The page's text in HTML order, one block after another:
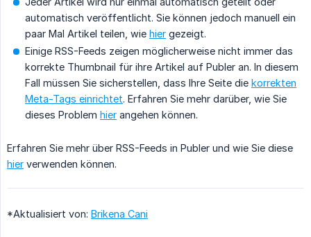
automatisch veröffentlicht. Sie können jedoch manuell ein
paar Mal Artikel teilen, wie hier gezeigt.
Einige RSS-Feeds zeigen möglicherweise nicht immer das
korrekte Thumbnail für ihre Artikel auf Publer an. In diesem
Fall müssen Sie sicherstellen, dass Ihre Seite die korrekten
Meta-Tags einrichtet. Erfahren Sie mehr darüber, wie Sie
dieses Problem hier angehen können.
Erfahren Sie mehr über RSS-Feeds in Publer und wie Sie diese
hier verwenden können.
*Aktualisiert von: Brikena Cani